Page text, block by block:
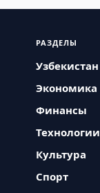
РАЗДЕЛЫ
Узбекистан
Экономика
Финансы
Технологии
Культура
Спорт